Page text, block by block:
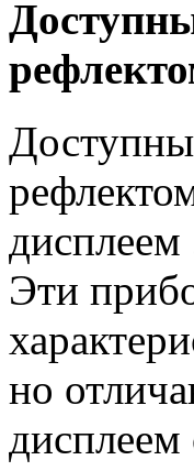
Доступны
дисплеем
Эти
но